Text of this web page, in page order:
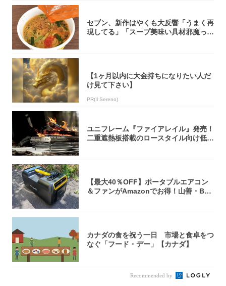
セブン、新作はやくも大反響「うまく再
現してる」「スープ美味い具材邪魔って
【1ヶ月以内に大金持ちになりたい人だ
け見て下さい】
PR(Il Sereno)
ユニフレーム『ファイアレイル』発売！
二重遮熱板搭載のロースタイル向け低型
【最大40％OFF】ポータブルエアコン
＆ファンがAmazonでお得！山善・Bo
カナダの食を祝う一日 市場と食卓をつ
なぐ「フード・デー」【カナダ】
Recommended by